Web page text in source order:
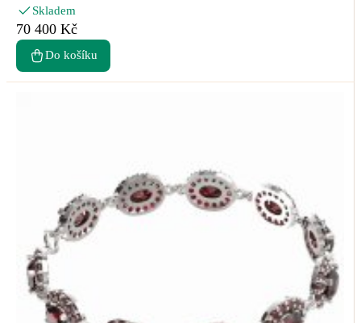
Skladem
70 400 Kč
Do košíku